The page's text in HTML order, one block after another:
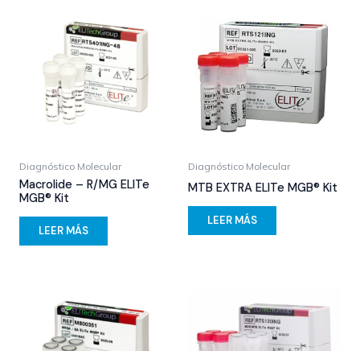
Diagnóstico Molecular
Macrolide – R/MG ELITe
MGB® Kit
LEER MÁS
Diagnóstico Molecular
MTB EXTRA ELITe MGB® Kit
LEER MÁS